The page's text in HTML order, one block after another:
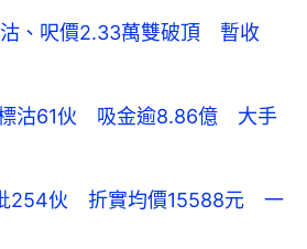
、呎價2.33萬雙破頂 暫收
標沽61伙 吸金逾8.86億 大手
254伙 折實均價15588元 一